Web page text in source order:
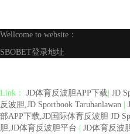
Wellcome to website：
SBOBET登录地址
Link： JD体育反波胆APP下载 JD
反波胆,JD Sportbook Taruhanlawan
部APP下载,JD国际体育反波胆 JD
胆,JD体育反波胆平台
JD体育反波